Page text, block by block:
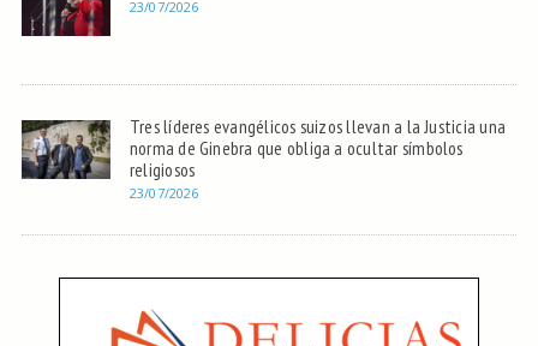
23/07/2026
Tres líderes evangélicos suizos llevan a la Justicia una
norma de Ginebra que obliga a ocultar símbolos
religiosos
23/07/2026